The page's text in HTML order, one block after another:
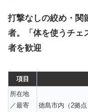
打撃なしの絞め・関
者。「体を使うチェ
者を歓迎
項目
所在地
／最寄
徳島市内（2拠点